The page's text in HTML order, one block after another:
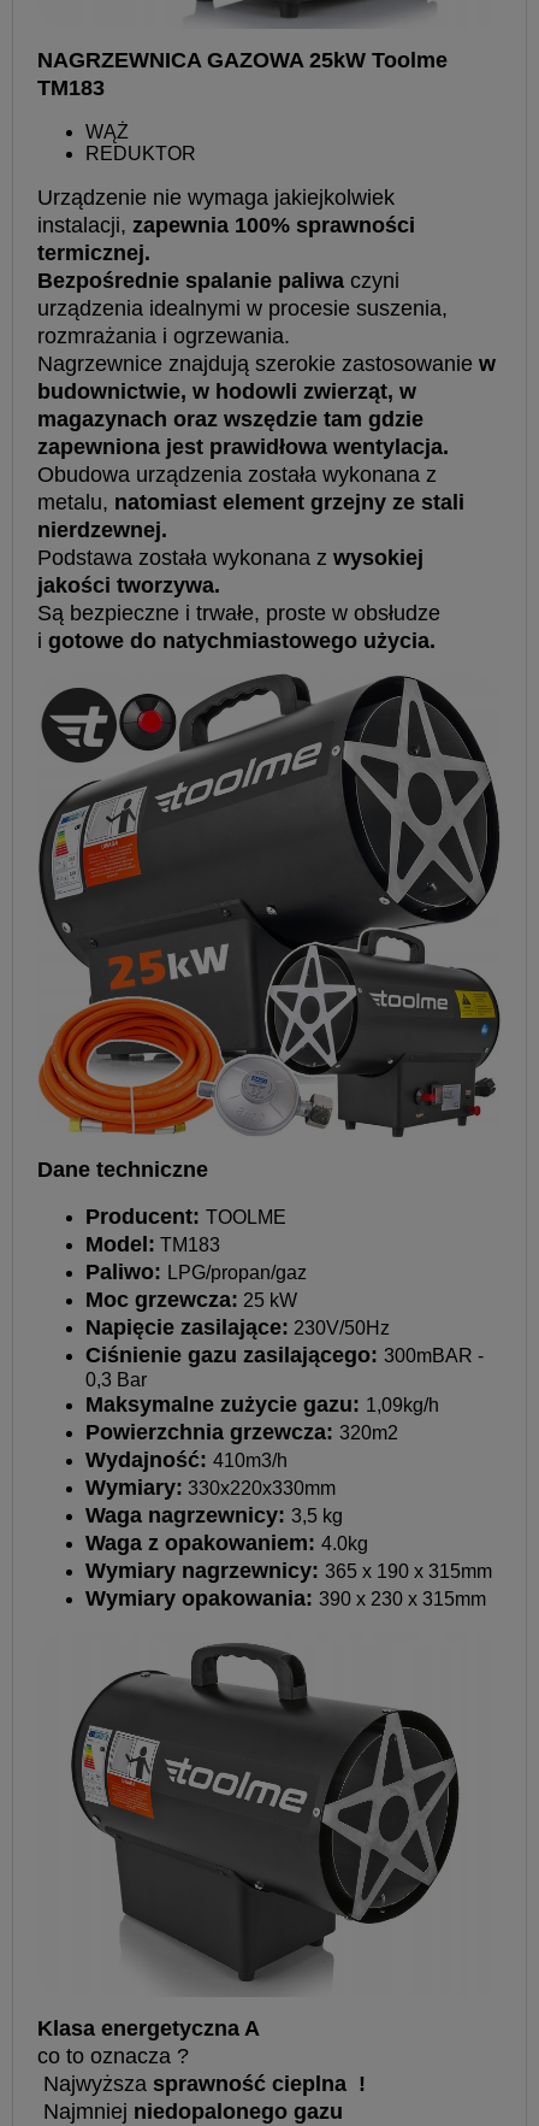
NAGRZEWNICA GAZOWA 25kW Toolme
TM183
WĄŻ
REDUKTOR
Urządzenie nie wymaga jakiejkolwiek
instalacji, zapewnia 100% sprawności
termicznej.
Bezpośrednie spalanie paliwa czyni
urządzenia idealnymi w procesie suszenia,
rozmrażania i ogrzewania.
Nagrzewnice znajdują szerokie zastosowanie w
budownictwie, w hodowli zwierząt, w
magazynach oraz wszędzie tam gdzie
zapewniona jest prawidłowa wentylacja.
Obudowa urządzenia została wykonana z
metalu, natomiast element grzejny ze stali
nierdzewnej.
Podstawa została wykonana z wysokiej
jakości tworzywa.
Są bezpieczne i trwałe, proste w obsłudze
i gotowe do natychmiastowego użycia.
Dane techniczne
Producent: TOOLME
Model: TM183
Paliwo: LPG/propan/gaz
Moc grzewcza: 25 kW
Napięcie zasilające: 230V/50Hz
Ciśnienie gazu zasilającego: 300mBAR -
0,3 Bar
Maksymalne zużycie gazu: 1,09kg/h
Powierzchnia grzewcza: 320m2
Wydajność: 410m3/h
Wymiary: 330x220x330mm
Waga nagrzewnicy: 3,5 kg
Waga z opakowaniem: 4.0kg
Wymiary nagrzewnicy: 365 x 190 x 315mm
Wymiary opakowania: 390 x 230 x 315mm
Klasa energetyczna A
co to oznacza ?
Najwyższa sprawność cieplna !
Najmniej niedopalonego gazu